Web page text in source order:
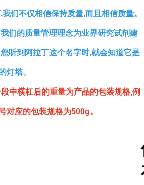
们不仅相信保持质量,而且相信质量。
们的质量管理理念为业界研究试剂建
听到阿拉丁这个名字时,就会知道它是
灯塔。
中横杠后的重量为产品的包装规格,例
对应的包装规格为500g。